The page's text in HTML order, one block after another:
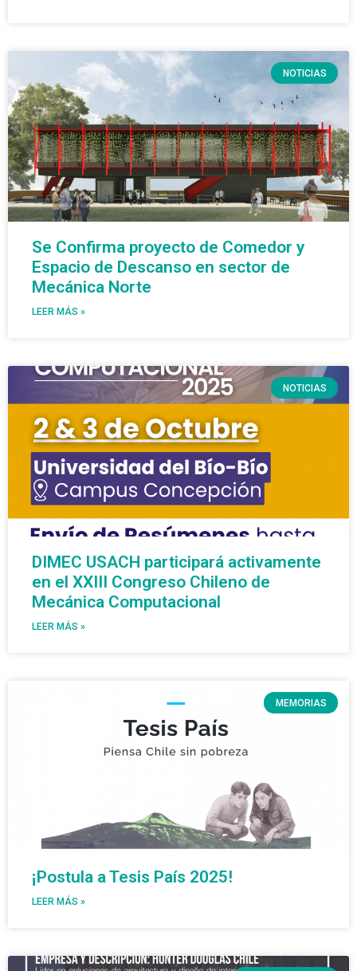
NOTICIAS
Se Confirma proyecto de Comedor y
Espacio de Descanso en sector de
Mecánica Norte
LEER MÁS »
NOTICIAS
DIMEC USACH participará activamente
en el XXIII Congreso Chileno de
Mecánica Computacional
LEER MÁS »
MEMORIAS
¡Postula a Tesis País 2025!
LEER MÁS »